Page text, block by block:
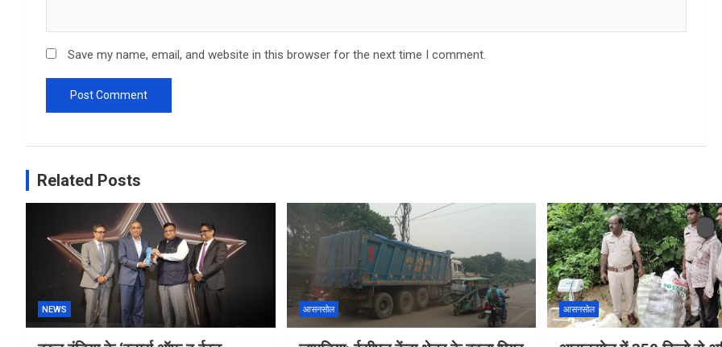
Save my name, email, and website in this browser for the next time I comment.
Related Posts
NEWS आसनसोल आसनसोल